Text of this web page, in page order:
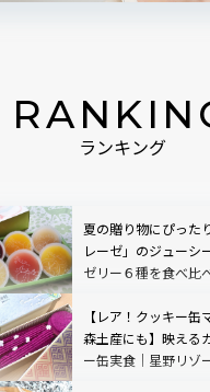
ランキング
夏の贈り物にぴった
レーゼ」のジューシ
ゼリー６種を食べ比
【レア！クッキー缶
森土産にも】映える
ー缶実食｜星野リゾ